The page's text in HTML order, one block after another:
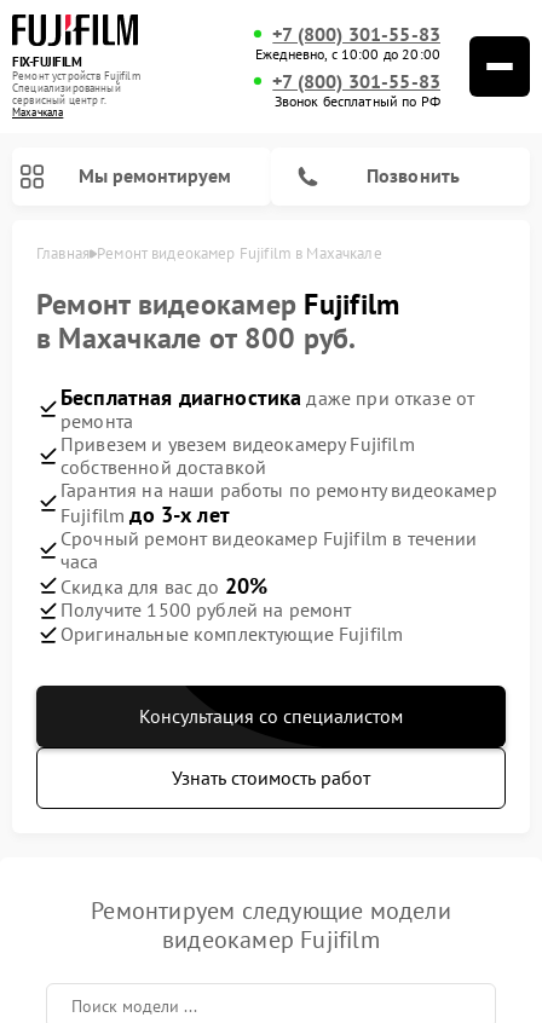
FIX-FUJIFILM
Ремонт устройств Fujifilm
Специализированный
cервисный центр г.
Махачкала
+7 (800) 301-55-83
Ежедневно, с 10:00 до 20:00
+7 (800) 301-55-83
Звонок бесплатный по РФ
Мы ремонтируем Позвонить
Главная Ремонт видеокамер Fujifilm в Махачкале
Ремонт видеокамер Fujifilm
в Махачкале от 800 руб.
Бесплатная диагностика даже при отказе от
ремонта
Привезем и увезем видеокамеру Fujifilm
собственной доставкой
Гарантия на наши работы по ремонту видеокамер
Fujifilmдо 3-х лет
Срочный ремонт видеокамер Fujifilm в течении
часа
Скидка для вас до 20%
Получите 1500 рублей на ремонт
Оригинальные комплектующие Fujifilm
Консультация со специалистом
Узнать стоимость работ
Ремонтируем следующие модели
видеокамер Fujifilm